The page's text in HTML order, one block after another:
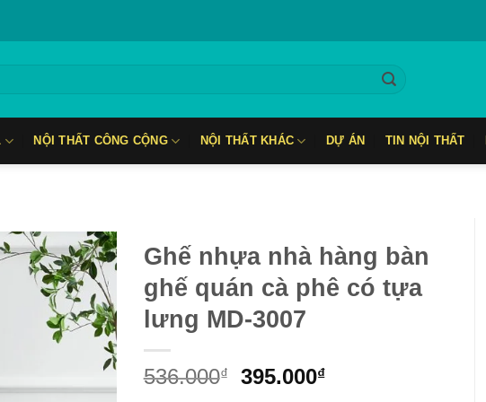
NỘI THẤT CÔNG CỘNG NỘI THẤT KHÁC DỰ ÁN TIN NỘI THẤT
Ghế nhựa nhà hàng bàn
ghế quán cà phê có tựa
lưng MD-3007
536.000₫
Original
price
395.000₫Current
price